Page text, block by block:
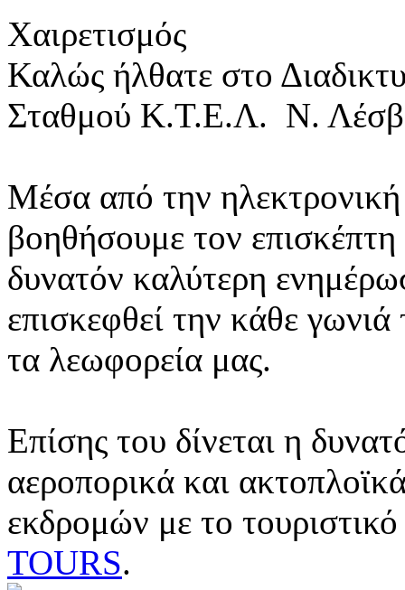
Χαιρετισμός
Καλώς ήλθατε στο
Σταθμού Κ.Τ.Ε.Λ. Ν.
Μέσα από την ηλεκτρονική
βοηθήσουμε τον
δυνατόν καλύτερη
επισκεφθεί την κάθε
τα λεωφορεία μας.
Επίσης του δίνεται η
αεροπορικά και
εκδρομών με το
TOURS.